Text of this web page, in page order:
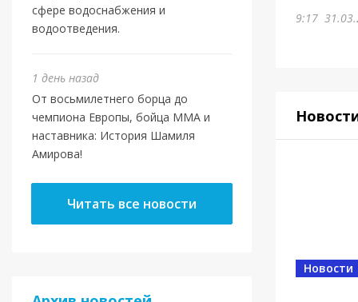
сфере водоснабжения и
водоотведения.
1 день назад
От восьмилетнего борца до
чемпиона Европы, бойца ММА и
наставника: История Шамиля
Амирова!
Читать все новости
9:17
Новости